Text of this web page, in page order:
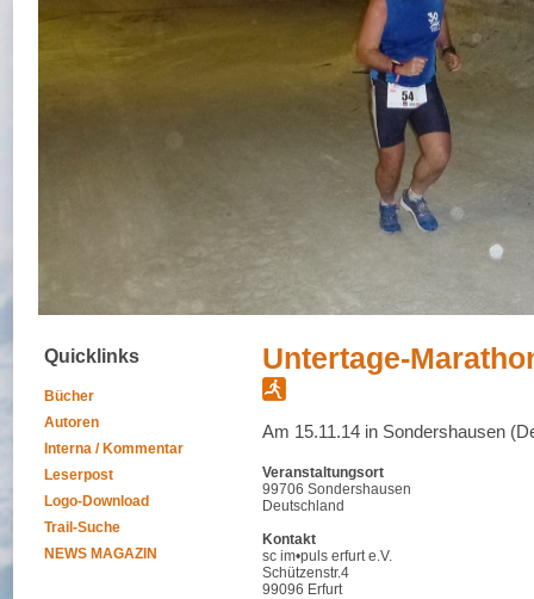
Quicklinks
Bücher
Autoren
Interna / Kommentar
Leserpost
Logo-Download
Trail-Suche
NEWS MAGAZIN
Untertage-
Am 15.11.14 in Sondershausen
Veranstaltungsort
99706 Sondershausen
Deutschland
Kontakt
sc im•puls erfurt e.V.
Schützenstr.4
99096 Erfurt